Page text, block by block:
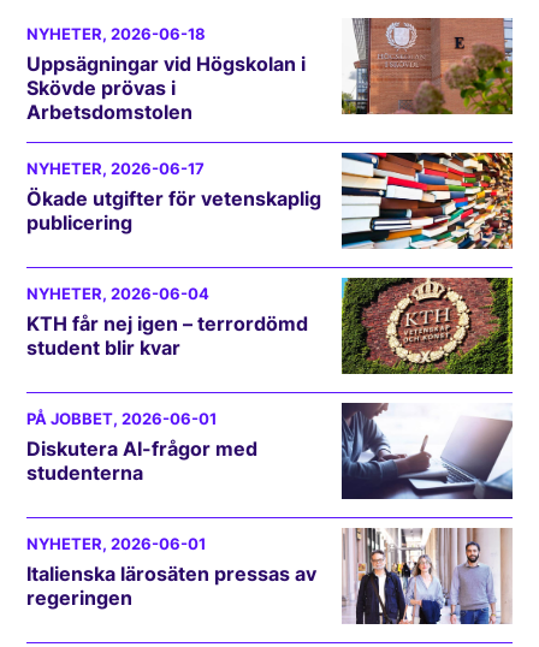
NYHETER, 2026-06-18
Uppsägningar vid Högskolan i
Skövde prövas i
Arbetsdomstolen
NYHETER, 2026-06-17
Ökade utgifter för vetenskaplig
publicering
NYHETER, 2026-06-04
KTH får nej igen – terrordömd
student blir kvar
PÅ JOBBET, 2026-06-01
Diskutera AI-frågor med
studenterna
NYHETER, 2026-06-01
Italienska lärosäten pressas av
regeringen